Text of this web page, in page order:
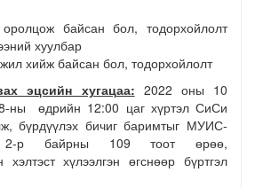
байсан бол, тодорхойлолт
хуулбар
хийж байсан бол, тодорхойлолт
эцсийн хугацаа: 2022 оны 10
өдрийн 12:00 цаг хүртэл СиСи
бүрдүүлэх бичиг баримтыг МУИС-
2-р байрны 109 тоот өрөө,
хэлтэст хүлээлгэн өгснөөр бүртгэл